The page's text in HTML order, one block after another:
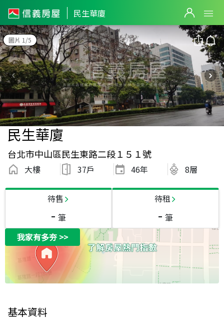
民生華廈
圖片 1/5
民生華廈
台北市中山區民生東路二段１５１號
大樓 37戶 46年 8層
待售
- 筆
待租
- 筆
我家有多夯>>
基本資料